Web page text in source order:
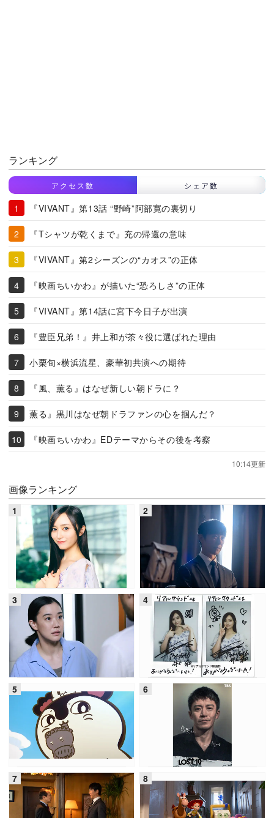
ランキング
アクセス数 シェア数
『VIVANT』第13話 “野崎”阿部寛の裏切り
『Tシャツが乾くまで』充の帰還の意味
『VIVANT』第2シーズンの“カオス”の正体
『映画ちいかわ』が描いた“恐ろしさ”の正体
『VIVANT』第14話に宮下今日子が出演
『豊臣兄弟！』井上和が茶々役に選ばれた理由
小栗旬×横浜流星、豪華初共演への期待
『風、薫る』はなぜ新しい朝ドラに？
薫る』黒川はなぜ朝ドラファンの心を掴んだ？
『映画ちいかわ』EDテーマからその後を考察
10:14更新
画像ランキング